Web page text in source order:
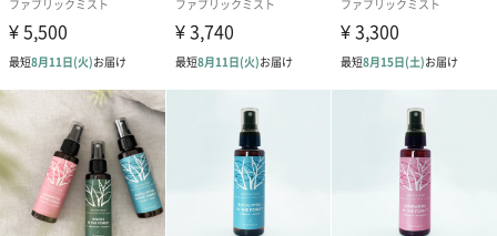
「美しくあること、健やかであること」
Beauwell（ビューウェル）は美しく健やかにより良くあるための
汗ばむ季節の必需品